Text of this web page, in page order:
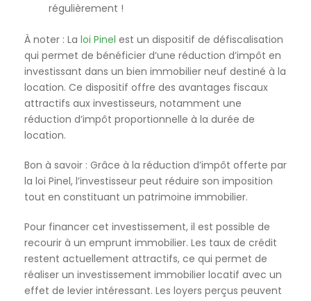
régulièrement !
À noter : La loi Pinel est un dispositif de défiscalisation
qui permet de bénéficier d’une réduction d’impôt en
investissant dans un bien immobilier neuf destiné à la
location. Ce dispositif offre des avantages fiscaux
attractifs aux investisseurs, notamment une
réduction d’impôt proportionnelle à la durée de
location.
Bon à savoir : Grâce à la réduction d’impôt offerte par
la loi Pinel, l’investisseur peut réduire son imposition
tout en constituant un patrimoine immobilier.
Pour financer cet investissement, il est possible de
recourir à un emprunt immobilier. Les taux de crédit
restent actuellement attractifs, ce qui permet de
réaliser un investissement immobilier locatif avec un
effet de levier intéressant. Les loyers perçus peuvent